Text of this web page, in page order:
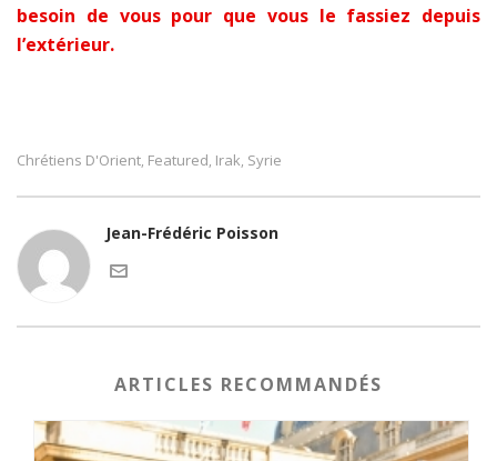
besoin de vous pour que vous le fassiez depuis
l’extérieur.
Chrétiens D'Orient, Featured, Irak, Syrie
Jean-Frédéric Poisson
ARTICLES RECOMMANDÉS